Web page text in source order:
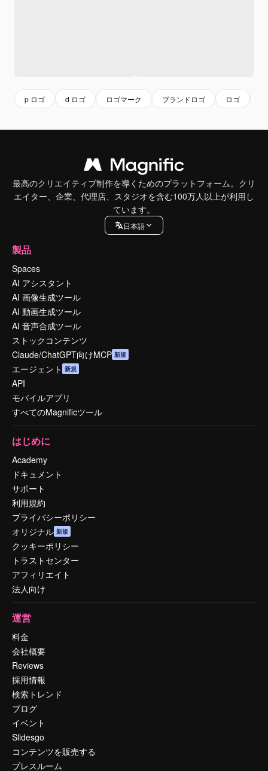
p ロゴ d ロゴ ロゴマーク ブランドロゴ ロゴ
最高のクリエイティブ制作を導くためのプラットフォーム。クリ
エイター、企業、代理店、スタジオを含む100万人以上が利用し
ています。
日本語
製品
Spaces
AI アシスタント
AI 画像生成ツール
AI 動画生成ツール
AI 音声合成ツール
ストックコンテンツ
Claude/ChatGPT向けMCP 新規
エージェント 新規
API
モバイルアプリ
すべてのMagnificツール
はじめに
Academy
ドキュメント
サポート
利用規約
プライバシーポリシー
オリジナル 新規
クッキーポリシー
トラストセンター
アフィリエイト
法人向け
運営
料金
会社概要
Reviews
採用情報
検索トレンド
ブログ
イベント
Slidesgo
コンテンツを販売する
プレスルーム